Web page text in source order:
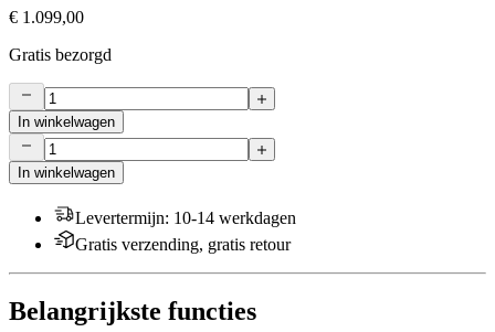
€ 1.099,00
Gratis bezorgd
In winkelwagen
In winkelwagen
Levertermijn: 10-14 werkdagen
Gratis verzending, gratis retour
Belangrijkste functies